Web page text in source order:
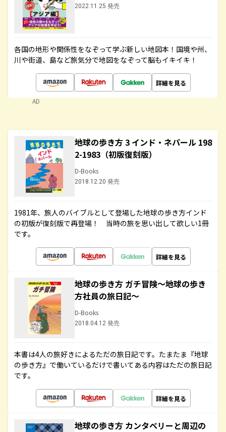
2022.11.25 発売
各国の地形や関係性をなぞって学ぶ新しい地図本！国境や州、
川や街道、島など旅気分で地図をなぞって脳もイキイキ！
詳細を見る
AD
地球の歩き方 3 インド・ネパール 198
2-1983（初版復刻版）
D-Books
2018.12.20 発売
1981年、旅人のバイブルとして登場した地球の歩き方インド
の初版が復刻版で再登場！ 当時の旅を思い出して欲しい1冊
です。
詳細を見る
地球の歩き方 ガチ冒険～地球の歩き
方社員の旅日記～
D-Books
2018.04.12 発売
本書は4人の旅好きによるただの旅日記です。たまたま『地球
の歩き方』で働いているだけで書いてある内容はただの旅日記
です。
詳細を見る
地球の歩き方 カンタベリーと周辺の